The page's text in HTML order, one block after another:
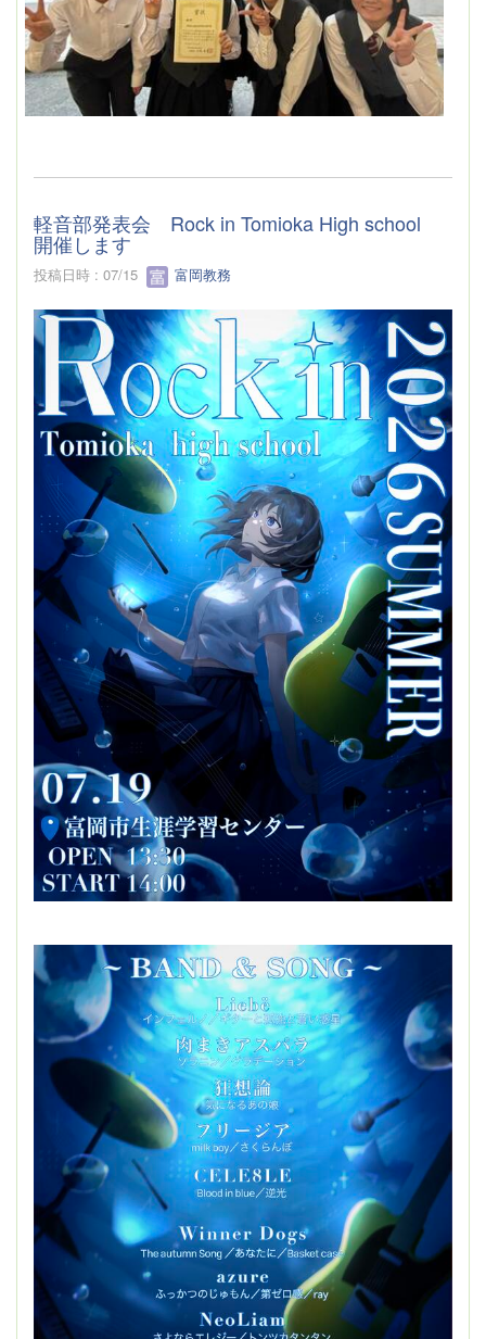
軽音部発表会 Rock in Tomioka High school
開催します
投稿日時 : 07/15 富岡教務